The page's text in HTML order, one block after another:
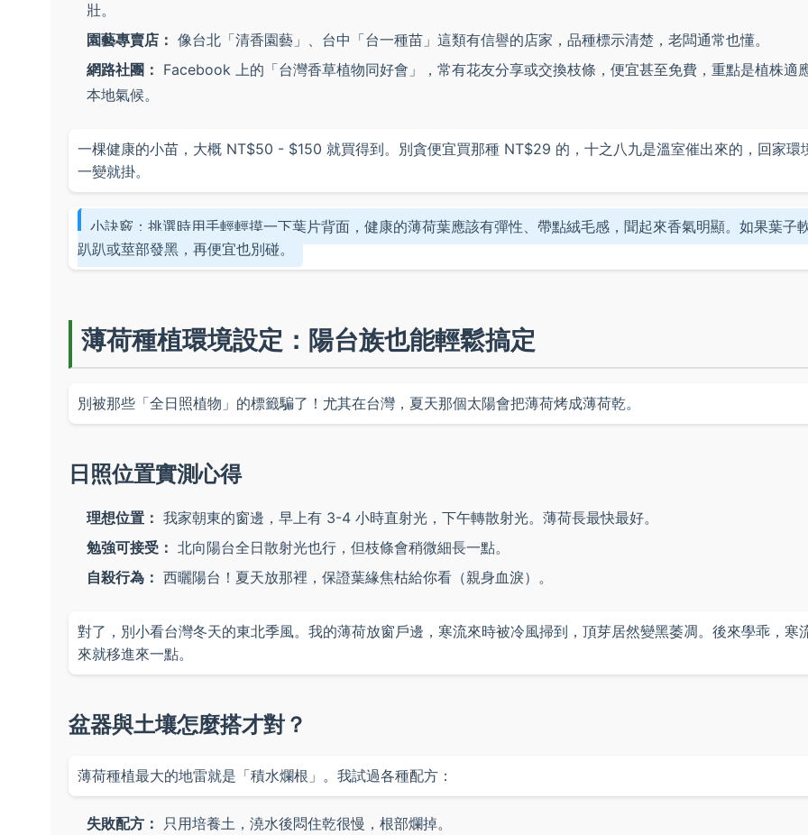
壯。
園藝專賣店： 像台北「清香園藝」、台中「台一種苗」這類有信譽的店家，品種標示清楚，老闆通常也懂。
網路社團： Facebook 上的「台灣香草植物同好會」，常有花友分享或交換枝條，便宜甚至免費，重點是植株適
本地氣候。
一棵健康的小苗，大概 NT$50 - $150 就買得到。別貪便宜買那種 NT$29 的，十之八九是溫室催出來的，回家環
一變就掛。
小訣竅：挑選時用手輕輕摸一下葉片背面，健康的薄荷葉應該有彈性、帶點絨毛感，聞起來香氣明顯。如果葉子
趴趴或莖部發黑，再便宜也別碰。
薄荷種植環境設定：陽台族也能輕鬆搞定
別被那些「全日照植物」的標籤騙了！尤其在台灣，夏天那個太陽會把薄荷烤成薄荷乾。
日照位置實測心得
理想位置： 我家朝東的窗邊，早上有 3-4 小時直射光，下午轉散射光。薄荷長最快最好。
勉強可接受： 北向陽台全日散射光也行，但枝條會稍微細長一點。
自殺行為： 西曬陽台！夏天放那裡，保證葉緣焦枯給你看（親身血淚）。
對了，別小看台灣冬天的東北季風。我的薄荷放窗戶邊，寒流來時被冷風掃到，頂芽居然變黑萎凋。後來學乖，寒
來就移進來一點。
盆器與土壤怎麼搭才對？
薄荷種植最大的地雷就是「積水爛根」。我試過各種配方：
失敗配方：
只用培養土，澆水後悶住乾很慢，根部爛掉。